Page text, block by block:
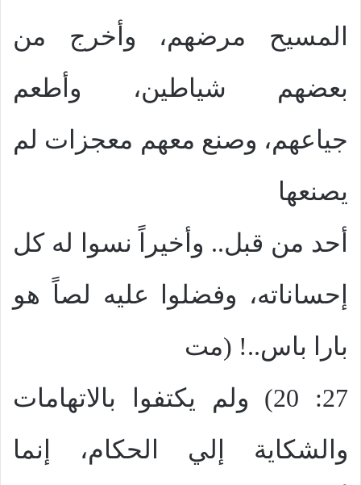
المسيح مرضهم، وأخرج من
بعضهم شياطين، وأطعم
جياعهم، وصنع معهم معجزات لم
يصنعها
أحد من قبل.. وأخيراً نسوا له كل
إحساناته، وفضلوا عليه لصاً هو
بارا باس..! (مت
27: 20) ولم يكتفوا بالاتهامات
والشكاية إلي الحكام، إنما